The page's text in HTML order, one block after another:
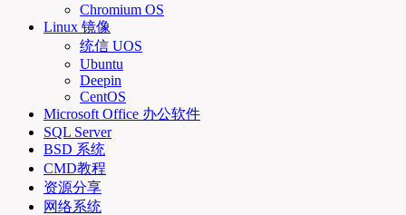
Chromium OS
Linux 镜像
统信 UOS
Ubuntu
Deepin
CentOS
Microsoft Office 办公软件
SQL Server
BSD 系统
CMD教程
资源分享
网络系统